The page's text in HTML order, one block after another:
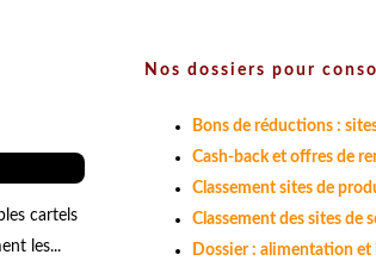
cartels
les...
Nos dossiers pour
Bons de réductions :
Cash-back et offres de
Classement sites de
Classement des sites de
Dossier : alimentation et